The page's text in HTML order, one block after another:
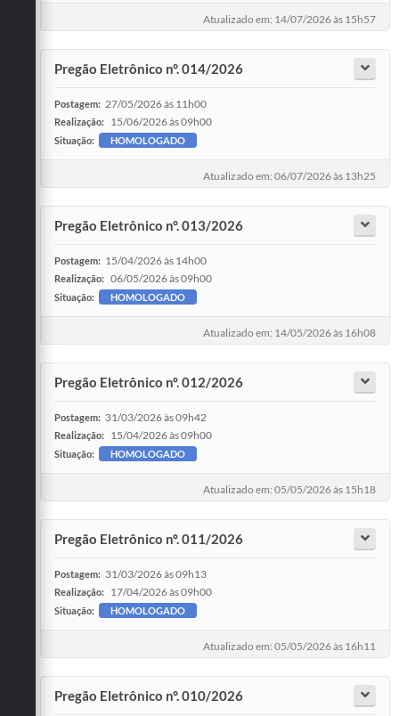
Atualizado em: 14/07/2026 às 15h57
Pregão Eletrônico n°. 014/2026
Postagem: 27/05/2026 às 11h00
Realização: 15/06/2026 às 09h00
Situação: HOMOLOGADO
Atualizado em: 06/07/2026 às 13h25
Pregão Eletrônico n°. 013/2026
Postagem: 15/04/2026 às 14h00
Realização: 06/05/2026 às 09h00
Situação: HOMOLOGADO
Atualizado em: 14/05/2026 às 16h08
Pregão Eletrônico nº. 012/2026
Postagem: 31/03/2026 às 09h42
Realização: 15/04/2026 às 09h00
Situação: HOMOLOGADO
Atualizado em: 05/05/2026 às 15h18
Pregão Eletrônico nº. 011/2026
Postagem: 31/03/2026 às 09h13
Realização: 17/04/2026 às 09h00
Situação: HOMOLOGADO
Atualizado em: 05/05/2026 às 16h11
Pregão Eletrônico n°. 010/2026